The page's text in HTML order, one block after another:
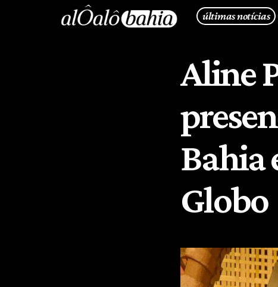
últimas notícias
Aline
Bahia
Globo